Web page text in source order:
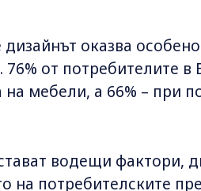
оказва
от потребителите в
мебели, а 66% – при
водещи фактори,
на потребителските